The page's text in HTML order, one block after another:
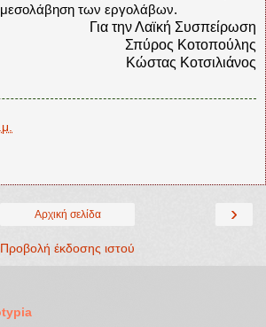
των εργολάβων.
Για την Λαϊκή Συσπείρωση
Σπύρος Κοτοπούλης
Κώστας Κοτσιλιάνος
›
Αρχική σελίδα
Προβολή έκδοσης ιστού